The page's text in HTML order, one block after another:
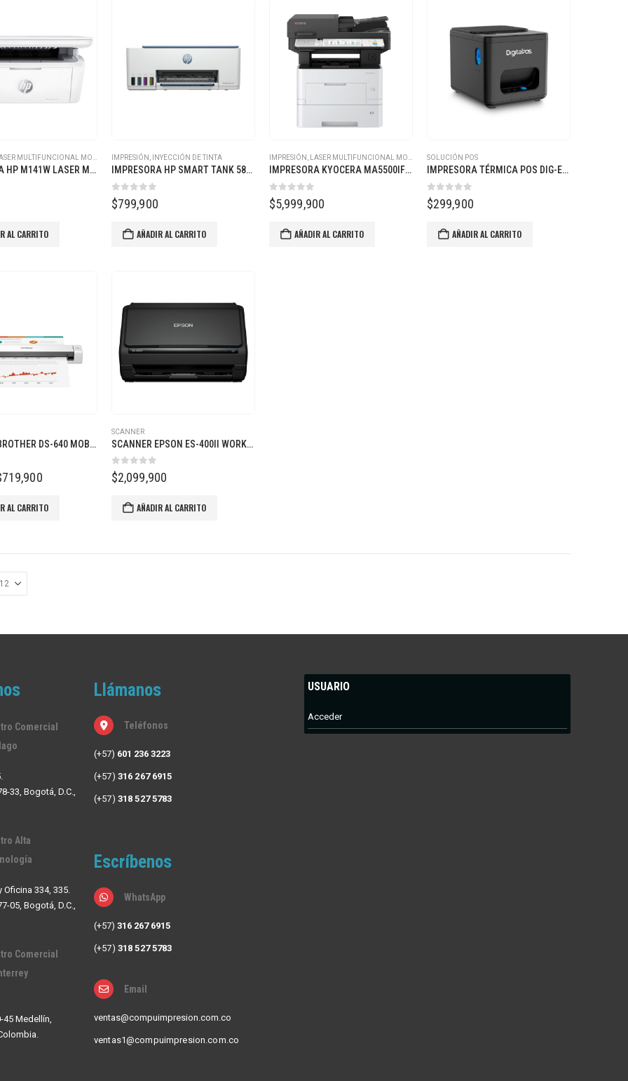
MULTIFUNCIONAL MONOCROMÁTICA
IMPRESORA HP M141W LASER MULTIFUNCIONAL MONOCROMÁTICA
AL CARRITO
IMPRESIÓN , INYECCIÓN DE TINTA
IMPRESORA HP SMART TANK 585 MULTIFUNCIONAL
0
$799,900
AÑADIR AL CARRITO
IMPRESIÓN , LASER MULTIFUNCIONAL MONOCROMÁTICA
IMPRESORA KYOCERA MA5500IFX ECOSYS LÁSER MULTIFUNCIONAL MONOCROMÁTICA
0
$5,999,900
AÑADIR AL CARRITO
SOLUCIÓN POS
IMPRESORA TÉRMICA POS DIG-E200I
0
$299,900
AÑADIR AL CARRITO
SCANNER BROTHER DS-640 MOBILE
5
719,900El
actual
es:
AL CARRITO
SCANNER
SCANNER EPSON ES-400II WORKFORCE DOCUMENTAL
0 out of 5
$2,099,900
AÑADIR AL CARRITO
Comercial
33, Bogotá, D.C.,
Alta
Oficina 334, 335.
05, Bogotá, D.C.,
Comercial
45 Medellín,
Llámanos
Teléfonos
(+57) 601 236 3223
(+57) 316 267 6915
(+57) 318 527 5783
Escríbenos
WhatsApp
(+57) 316 267 6915
(+57) 318 527 5783
Email
ventas@compuimpresion.com.co
ventas1@compuimpresion.com.co
USUARIO
Acceder